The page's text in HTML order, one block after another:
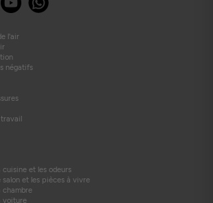
l'air
négatifs
et les odeurs
et les pièces à vivre
chambre
voiture